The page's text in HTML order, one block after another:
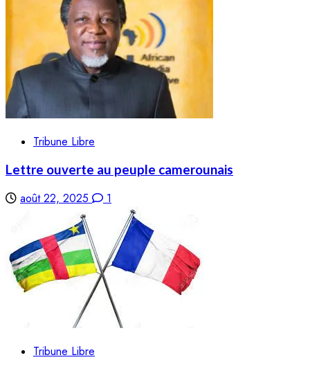
Tribune Libre
Lettre ouverte au peuple camerounais
août 22, 2025 1
Tribune Libre